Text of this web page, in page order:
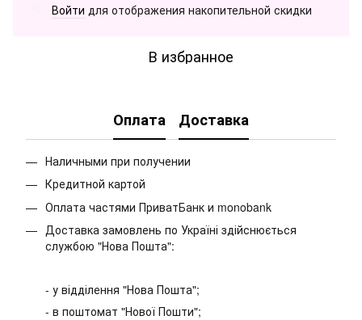
Войти для отображения накопительной скидки
В избранное
Оплата Доставка
Наличными при получении
Кредитной картой
Оплата частями ПриватБанк и monobank
Доставка замовлень по Україні здійснюється
службою "Нова Пошта":
- у відділення "Нова Пошта";
- в поштомат "Нової Пошти";